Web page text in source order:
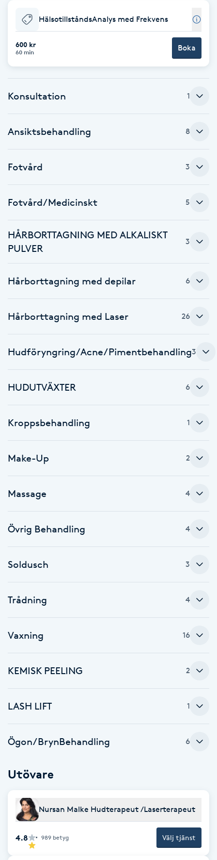
Babylights
Balayage
Barber
Barnklippning
Bottenfärg
Brynformning
Brynfärgning
Brynplockning
Bröllopsuppsättning
C
Celluliter
Coachning
D
Damklippning
Dermapen
Diamantslipning
E
Enzympeeling
Extensions
F
Face framing
Fet hårbotten
Fettreducering
Fibromassage
Fillers
Fotmassage
HälsotillståndsAnalys med Frekvens
600 kr
60 min Boka
Konsultation 1
Ansiktsbehandling 8
Fotvård 3
Fotvård/Medicinskt 5
HÅRBORTTAGNING MED ALKALISKT
PULVER
3
Hårborttagning med depilar 6
Hårborttagning med Laser 26
Hudföryngring/Acne/Pimentbehandling3
HUDUTVÄXTER 6
Kroppsbehandling 1
Make-Up 2
Massage 4
Övrig Behandling 4
Soldusch 3
Trådning 4
Vaxning 16
KEMISK PEELING 2
LASH LIFT 1
Ögon/BrynBehandling 6
Utövare
Nursan Malke Hudterapeut /Laserterapeut
4.8 989 betyg Välj tjänst